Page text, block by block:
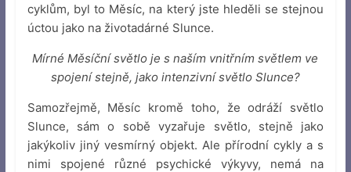
cyklům, byl to Měsíc, na který jste hleděli se stejnou
úctou jako na životadárné Slunce.
Mírné Měsíční světlo je s naším vnitřním světlem ve
spojení stejně, jako intenzivní světlo Slunce?
Samozřejmě, Měsíc kromě toho, že odráží světlo
Slunce, sám o sobě vyzařuje světlo, stejně jako
jakýkoliv jiný vesmírný objekt. Ale přírodní cykly a s
nimi spojené různé psychické výkyvy, nemá na